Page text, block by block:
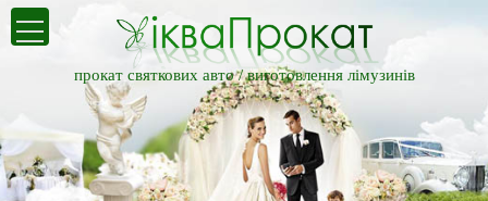
прокат святкових авто /виготовлення лімузинів